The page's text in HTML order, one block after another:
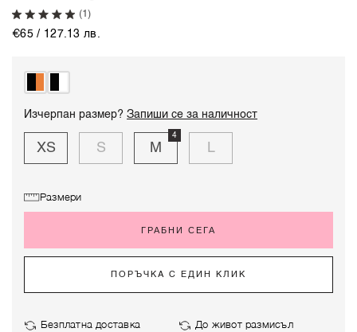
(1)
€65 / 127.13 лв.
Изчерпан размер?Запиши се за наличност
XS S M
4
L
Размери
ГРАБНИ СЕГА
ПОРЪЧКА С ЕДИН КЛИК
Безплатна доставка
До живот размисъл